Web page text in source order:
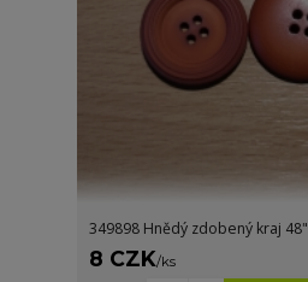
349898 Hnědý zdobený kraj 48"
8 CZK/ks